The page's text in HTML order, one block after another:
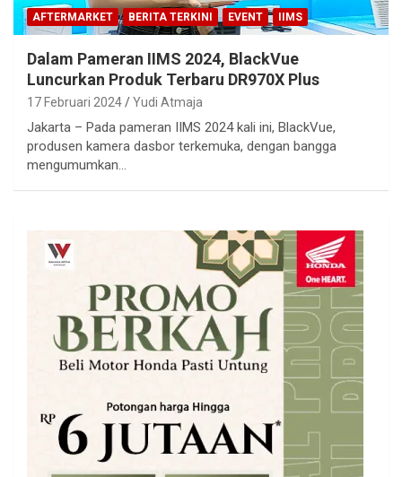
AFTERMARKET BERITA TERKINI EVENT IIMS
Dalam Pameran IIMS 2024, BlackVue
Luncurkan Produk Terbaru DR970X Plus
17 Februari 2024 Yudi Atmaja
Jakarta – Pada pameran IIMS 2024 kali ini, BlackVue,
produsen kamera dasbor terkemuka, dengan bangga
mengumumkan…